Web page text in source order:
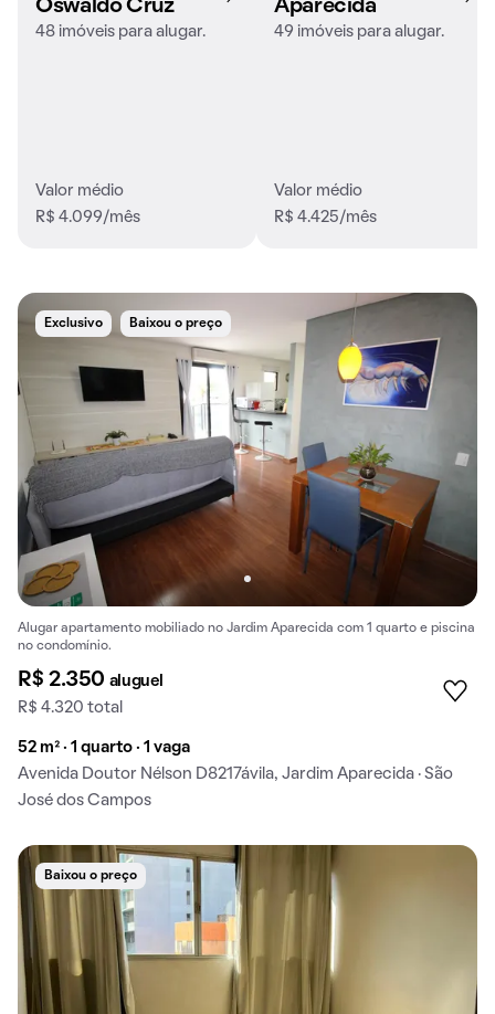
Oswaldo Cruz
48 imóveis para alugar.
Valor médio
R$ 4.099/mês
Aparecida
49 imóveis para alugar.
Valor médio
R$ 4.425/mês
Exclusivo Baixou o preço
Alugar apartamento mobiliado no Jardim Aparecida com 1 quarto e piscina
no condomínio.
R$ 2.350 aluguel
R$ 4.320 total
52 m² · 1 quarto · 1 vaga
Avenida Doutor Nélson D8217ávila, Jardim Aparecida · São
José dos Campos
Baixou o preço